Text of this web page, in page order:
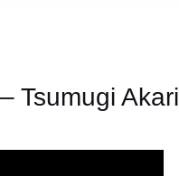
Tsumugi Akari